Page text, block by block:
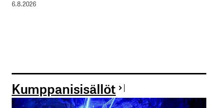
6.8.2026
Kumppanisisällöt